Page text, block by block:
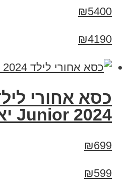
₪5400
₪4190
Junior 2024 יאפ
₪699
₪599